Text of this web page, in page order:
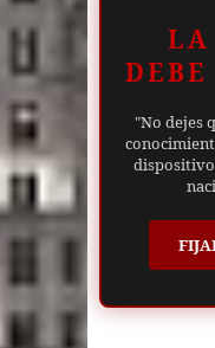
LA
"No dejes